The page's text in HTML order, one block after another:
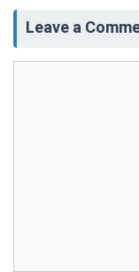
Leave a